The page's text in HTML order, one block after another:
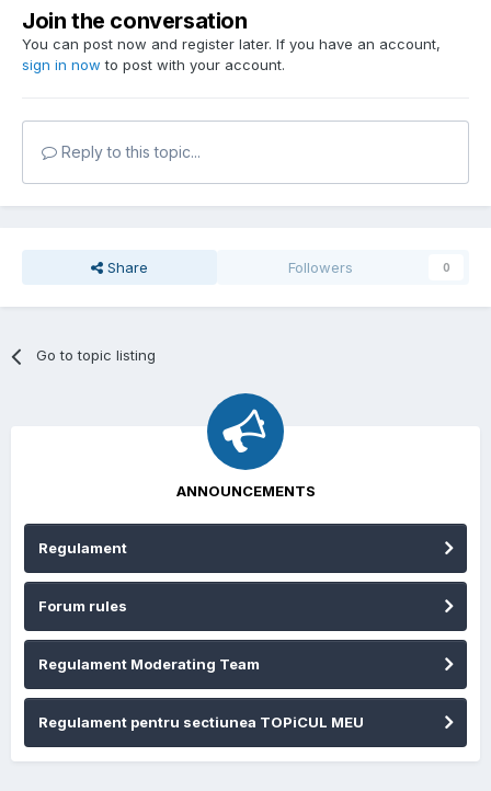
Join the conversation
You can post now and register later. If you have an account,
sign in now to post with your account.
Reply to this topic...
Share Followers 0
Go to topic listing
ANNOUNCEMENTS
Regulament
Forum rules
Regulament Moderating Team
Regulament pentru sectiunea TOPiCUL MEU